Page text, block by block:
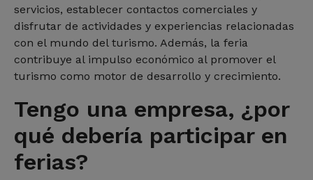
servicios, establecer contactos comerciales y
disfrutar de actividades y experiencias relacionadas
con el mundo del turismo. Además, la feria
contribuye al impulso económico al promover el
turismo como motor de desarrollo y crecimiento.
Tengo una empresa, ¿por
qué debería participar en
ferias?